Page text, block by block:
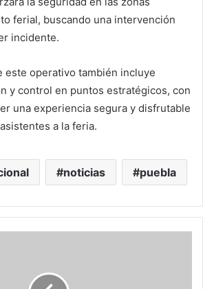
ferial, buscando una intervención
incidente.
este operativo también incluye
y control en puntos estratégicos, con
una experiencia segura y disfrutable
a la feria.
noticias puebla